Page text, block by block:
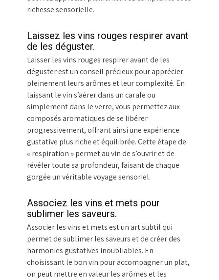
richesse sensorielle.
Laissez les vins rouges respirer avant
de les déguster.
Laisser les vins rouges respirer avant de les
déguster est un conseil précieux pour apprécier
pleinement leurs arômes et leur complexité. En
laissant le vin s’aérer dans un carafe ou
simplement dans le verre, vous permettez aux
composés aromatiques de se libérer
progressivement, offrant ainsi une expérience
gustative plus riche et équilibrée. Cette étape de
« respiration » permet au vin de s’ouvrir et de
révéler toute sa profondeur, faisant de chaque
gorgée un véritable voyage sensoriel.
Associez les vins et mets pour
sublimer les saveurs.
Associer les vins et mets est un art subtil qui
permet de sublimer les saveurs et de créer des
harmonies gustatives inoubliables. En
choisissant le bon vin pour accompagner un plat,
on peut mettre en valeur les arômes et les